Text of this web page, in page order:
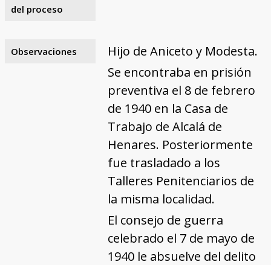
del proceso
Observaciones
Hijo de Aniceto y Modesta.
Se encontraba en prisión
preventiva el 8 de febrero
de 1940 en la Casa de
Trabajo de Alcalá de
Henares. Posteriormente
fue trasladado a los
Talleres Penitenciarios de
la misma localidad.
El consejo de guerra
celebrado el 7 de mayo de
1940 le absuelve del delito